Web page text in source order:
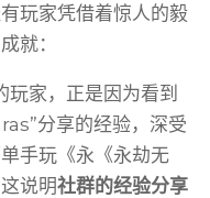
玩家凭借着惊人的毅
就：
玩家，正是因为看到
分享的经验，深受
手玩《永《永劫无
说明社群的经验分享